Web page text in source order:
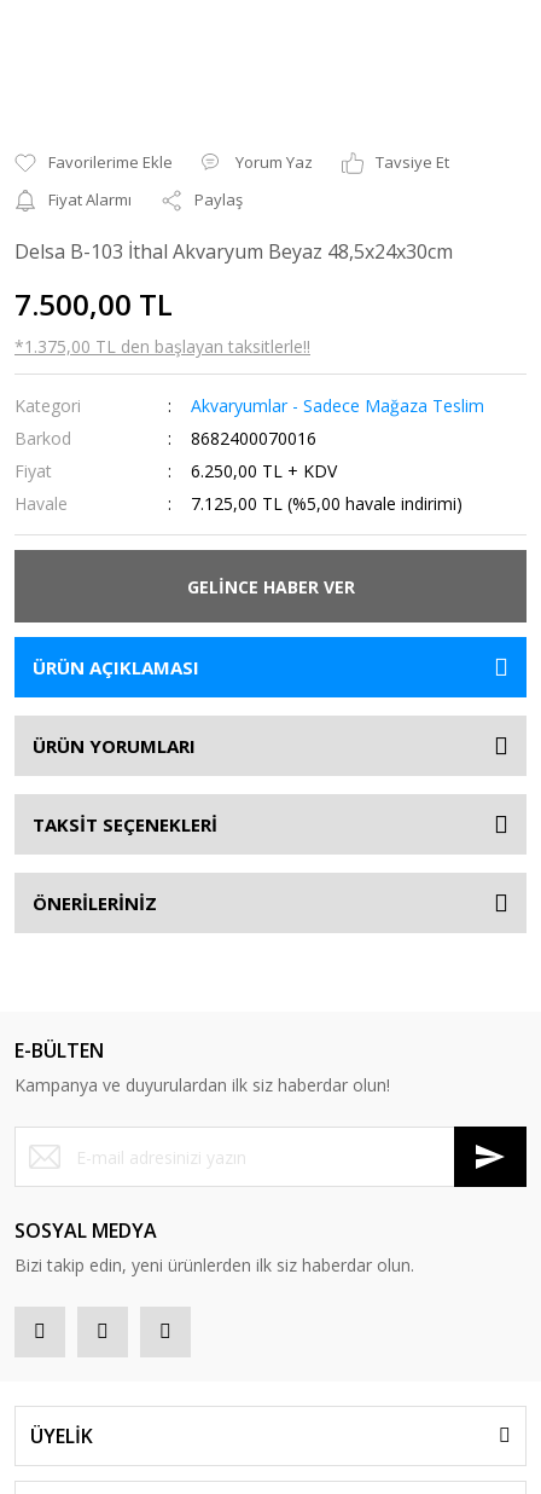
Yorum Yaz
Tavsiye Et
Fiyat Alarmı
Paylaş
Delsa B-103 İthal Akvaryum Beyaz 48,5x24x30cm
7.500,00 TL
*1.375,00 TL den başlayan taksitlerle!!
Kategori
Akvaryumlar - Sadece Mağaza Teslim
Barkod
8682400070016
Fiyat
6.250,00 TL + KDV
Havale
7.125,00 TL (%5,00 havale indirimi)
GELİNCE HABER VER
ÜRÜN AÇIKLAMASI
ÜRÜN YORUMLARI
TAKSİT SEÇENEKLERİ
ÖNERİLERİNİZ
E-BÜLTEN
Kampanya ve duyurulardan ilk siz haberdar olun!
SOSYAL MEDYA
Bizi takip edin, yeni ürünlerden ilk siz haberdar olun.
ÜYELİK